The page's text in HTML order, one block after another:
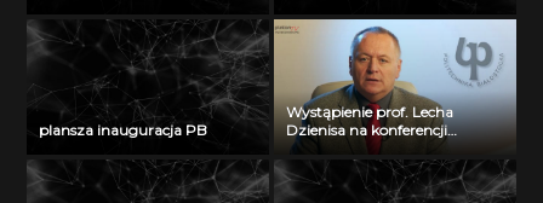
plansza inauguracja PB
Wystąpienie prof. Lecha
Dzienisa na konferencji
„Integration, partnership and
innovations in civil engineering
and education”